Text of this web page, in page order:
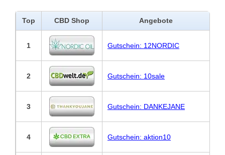
Top CBD Shop Angebote
1 Gutschein: 12NORDIC
2 Gutschein: 10sale
3 Gutschein: DANKEJANE
4 Gutschein: aktion10